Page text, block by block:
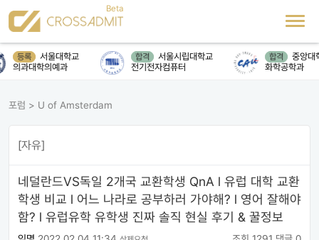
등록
서울대학교
의과대학의예과
합격
서울시립대학교
전기전자컴퓨터
합격
중앙대
화학공학과
포럼 > U of Amsterdam
[자유]
네덜란드VS독일 2개국 교환학생 QnA l 유럽 대학 교환
학생 비교 l 어느 나라로 공부하러 가야해? l 영어 잘해야
함? l 유럽유학 유학생 진짜 솔직 현실 후기 & 꿀정보